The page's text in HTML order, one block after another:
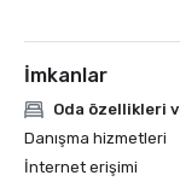
İmkanlar
Oda özellikleri
Danışma hizmetleri
İnternet erişimi